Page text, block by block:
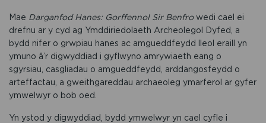
Mae Darganfod Hanes: Gorffennol Sir Benfrowedi cael ei
drefnu ar y cyd ag Ymddiriedolaeth Archeolegol Dyfed, a
bydd nifer o grwpiau hanes ac amgueddfeydd lleol eraill yn
ymuno â’r digwyddiad i gyflwyno amrywiaeth eang o
sgyrsiau, casgliadau o amgueddfeydd, arddangosfeydd o
arteffactau, a gweithgareddau archaeoleg ymarferol ar gyfer
ymwelwyr o bob oed.
Yn ystod y digwyddiad, bydd ymwelwyr yn cael cyfle i